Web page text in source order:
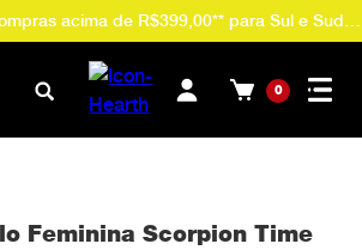
acima de R$399,00** para Sul e Sudeste.
0
Feminina Scorpion Time